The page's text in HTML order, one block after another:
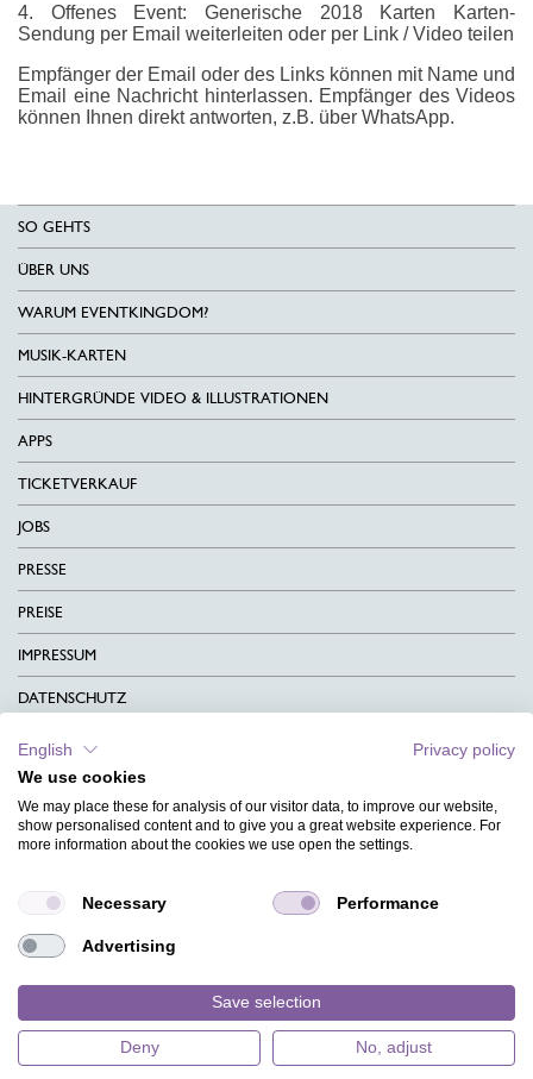
4. Offenes Event: Generische 2018 Karten Karten-
Sendung per Email weiterleiten oder per Link / Video teilen
Empfänger der Email oder des Links können mit Name und
Email eine Nachricht hinterlassen. Empfänger des Videos
können Ihnen direkt antworten, z.B. über WhatsApp.
SO GEHTS
ÜBER UNS
WARUM EVENTKINGDOM?
MUSIK-KARTEN
HINTERGRÜNDE VIDEO & ILLUSTRATIONEN
APPS
TICKETVERKAUF
JOBS
PRESSE
PREISE
IMPRESSUM
DATENSCHUTZ
KONTAKT
AGB
CHARITY
MAGAZIN
HILFE
English
Privacy policy
We use cookies
We may place these for analysis of our visitor data, to improve our website,
show personalised content and to give you a great website experience. For
more information about the cookies we use open the settings.
Necessary Performance
Advertising
Save selection
Deny No, adjust